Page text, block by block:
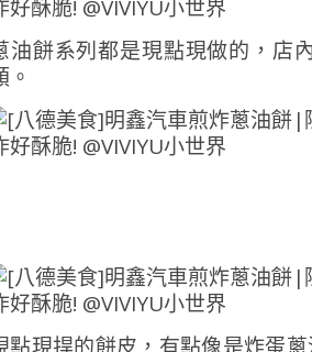
油餅系列都是現點現做的，店
。